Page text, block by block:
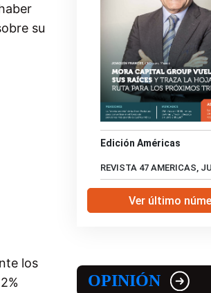
su
los
Edición Américas
REVISTA 47 AMERICAS,
Ver último
OPINIÓN